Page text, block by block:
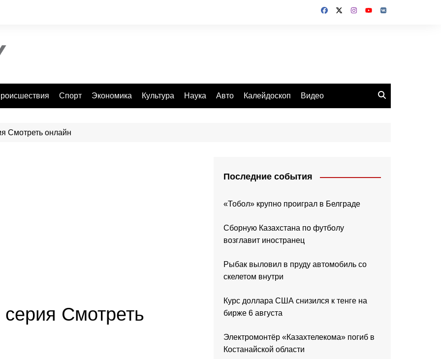
Спорт Экономика Культура Наука Авто Калейдоскоп Видео
Смотреть онлайн
Смотреть
Последние события
«Тобол» крупно проиграл в Белграде
Сборную Казахстана по футболу
возглавит иностранец
Рыбак выловил в пруду автомобиль со
скелетом внутри
Курс доллара США снизился к тенге на
бирже 6 августа
Электромонтёр «Казахтелекома» погиб в
Костанайской области